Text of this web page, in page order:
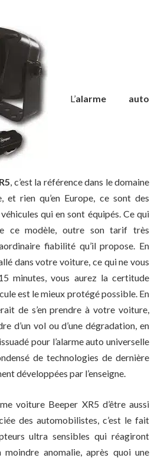
L’alarme auto
, c’est la référence dans le domaine
et rien qu’en Europe, ce sont des
qui en sont équipés. Ce qui
ce modèle, outre son tarif très
fiabilité qu’il propose. En
dans votre voiture, ce qui ne vous
minutes, vous aurez la certitude
est le mieux protégé possible. En
de s’en prendre à votre voiture,
d’un vol ou d’une dégradation, en
pour l’alarme auto universelle
de technologies de dernière
développées par l’enseigne.
voiture Beeper XR5 d’être aussi
des automobilistes, c’est le fait
ultra sensibles qui réagiront
anomalie, après quoi une